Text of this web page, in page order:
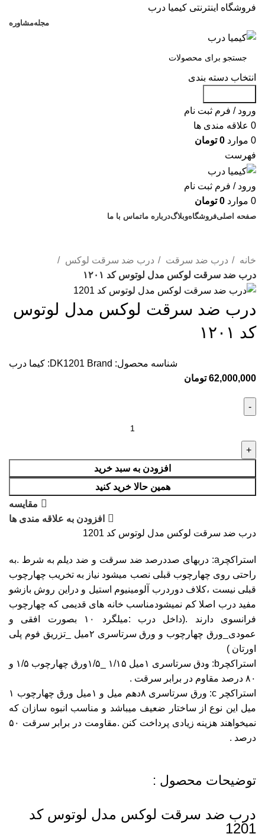
فروشگاه اینترنتی کیمیا درب
مجلهمشاوره
انتخاب دسته بندی
ورود / فرم ثبت نام
0 علاقه مندی ها
0 موارد 0 تومان
فهرست
ورود / فرم ثبت نام
0 موارد 0 تومان
صفحه اصلیفروشگاهوبلاگدرباره ماتماس با ما
خانه درب ضد سرقت
درب ضد سرقت لوکس
درب ضد سرقت لوکس مدل لوتوس کد ۱۲۰۱
درب ضد سرقت لوکس مدل لوتوس
کد ۱۲۰۱
شناسه محصول: DK1201 Brand:
کیما درب
62,000,000 تومان
افزودن به سبد خرید
همین حالا خرید کنید
مقایسه
افزودن به علاقه مندی ها
درب ضد سرقت لوکس مدل لوتوس کد 1201
استراکچرa: دربهای صددرصد ضد سرقت و ضد دیلم به شرط .به
راحتی روی چهارچوب قبلی نصب میشود نیاز به تخریب چهارچوب
قبلی نیست ،کلاف دوردرب آلومینیوم استیل و دراین روش بازشو
مفید درب اصلا کم نمیشودمناسب خانه های قدیمی که چهارچوب
فرانسوی دارند ‌.(داخل درب :میلگرد ۱۰ بصورت افقی و
عمودی_ورق چهارچوب و ورق سرتاسری ۲میل _تزریق فوم پلی
اورتان )
استراکچرb: ودق سرتاسری ۱میل ۱/۱۵ _۱/۵ورق چهارچوب ۱/۵ و
۸۰ درصد مقاوم در برابر سرقت .
استراکچر c: ورق سرتاسری ۸دهم میل و ۱میل ورق چهارچوب ۱
میل این نوع از ساختار ضعیف میباشد و مناسب انبوه سازان که
نمیخواهند هزینه زیادی پرداخت کنن .مقاومت در برابر سرقت ۵۰
درصد .
توضیحات محصول :
درب ضد سرقت لوکس مدل لوتوس کد
1201